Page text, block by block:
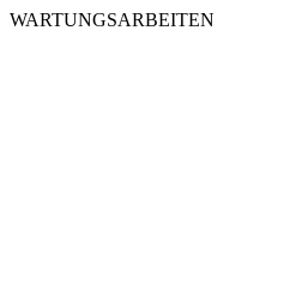
WARTUNGSARBEITEN